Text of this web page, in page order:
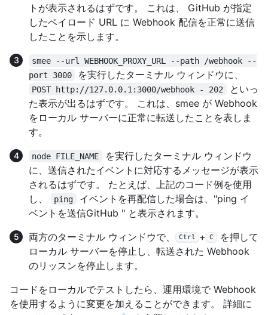
トが表示されるはずです。 これは、 GitHub が指定
したペイロード URL に Webhook 配信を正常に送信
したことを示します。
smee --url WEBHOOK_PROXY_URL --path /webhook --
port 3000
を実行したターミナル ウィンドウに、
POST http://127.0.0.1:3000/webhook - 202
といっ
た表示が出るはずです。 これは、smee が Webhook
をローカル サーバーに正常に転送したことを表しま
す。
node FILE_NAME
を実行したターミナル ウィンドウ
に、送信されたイベントに対応するメッセージが表示
されるはずです。 たとえば、上記のコード例を使用
し、
ping
イベントを再配信した場合は、"ping イ
ベントを送信GitHub " と表示されます。
両方のターミナル ウィンドウで、
Ctrl + C
を押して
ローカル サーバーを停止し、転送された Webhook
のリッスンを停止します。
コードをローカルでテストしたら、運用環境で Webhook
を使用するように変更を加えることができます。 詳細に